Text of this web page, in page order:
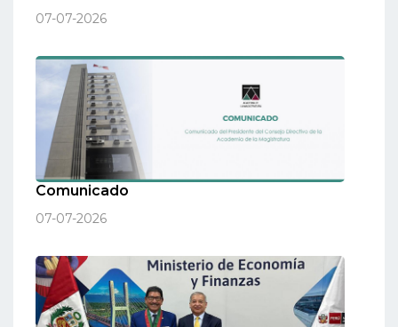
07-07-2026
Comunicado
07-07-2026